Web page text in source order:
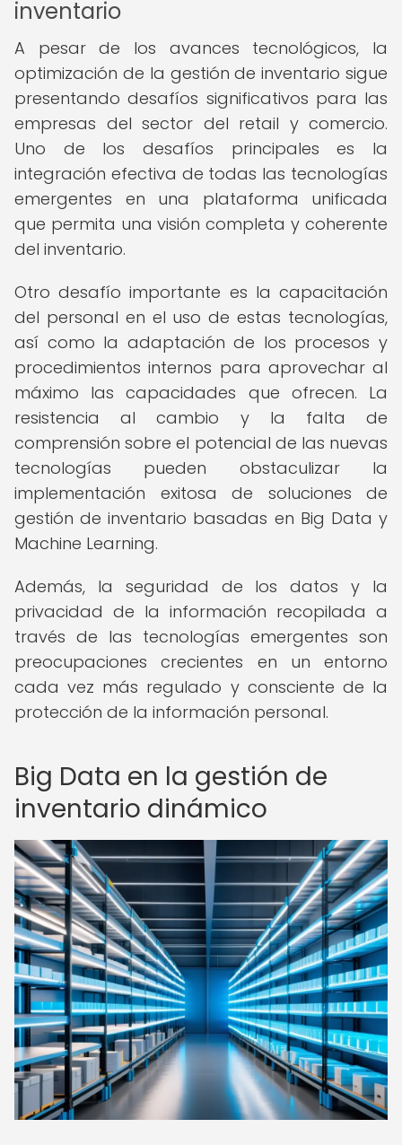
inventario
A pesar de los avances tecnológicos, la
optimización de la gestión de inventario sigue
presentando desafíos significativos para las
empresas del sector del retail y comercio.
Uno de los desafíos principales es la
integración efectiva de todas las tecnologías
emergentes en una plataforma unificada
que permita una visión completa y coherente
del inventario.
Otro desafío importante es la capacitación
del personal en el uso de estas tecnologías,
así como la adaptación de los procesos y
procedimientos internos para aprovechar al
máximo las capacidades que ofrecen. La
resistencia al cambio y la falta de
comprensión sobre el potencial de las nuevas
tecnologías pueden obstaculizar la
implementación exitosa de soluciones de
gestión de inventario basadas en Big Data y
Machine Learning.
Además, la seguridad de los datos y la
privacidad de la información recopilada a
través de las tecnologías emergentes son
preocupaciones crecientes en un entorno
cada vez más regulado y consciente de la
protección de la información personal.
Big Data en la gestión de
inventario dinámico